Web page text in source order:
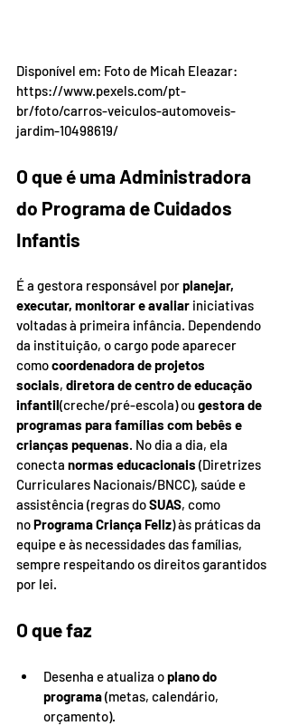
Disponível em: Foto de Micah Eleazar:
https://www.pexels.com/pt-
br/foto/carros-veiculos-automoveis-
jardim-10498619/
O que é uma Administradora
do Programa de Cuidados
Infantis
É a gestora responsável por planejar,
executar, monitorar e avaliar iniciativas
voltadas à primeira infância. Dependendo
da instituição, o cargo pode aparecer
como coordenadora de projetos
sociais, diretora de centro de educação
infantil(creche/pré-escola) ou gestora de
programas para famílias com bebês e
crianças pequenas. No dia a dia, ela
conecta normas educacionais (Diretrizes
Curriculares Nacionais/BNCC), saúde e
assistência (regras do SUAS, como
no Programa Criança Feliz) às práticas da
equipe e às necessidades das famílias,
sempre respeitando os direitos garantidos
por lei.
O que faz
Desenha e atualiza o plano do
programa (metas, calendário,
orçamento).